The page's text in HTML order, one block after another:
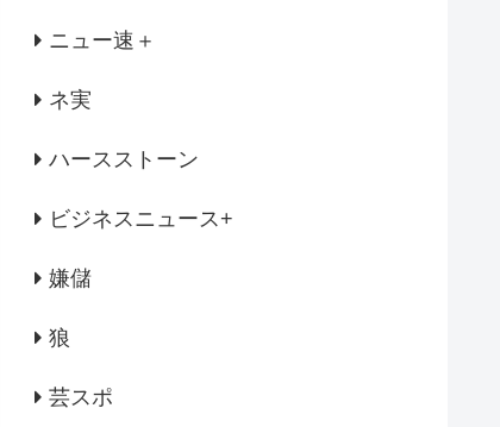
ニュー速＋
ネ実
ハースストーン
ビジネスニュース+
嫌儲
狼
芸スポ